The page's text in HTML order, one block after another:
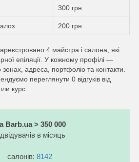
300 грн
200 грн
4 майстра і салона, які
епіляції. У кожному профілі —
адреса, портфоліо та контакти.
переглянути 0 відгуків від
курс.
Barb.ua > 350 000
в місяць
салонів: 8142